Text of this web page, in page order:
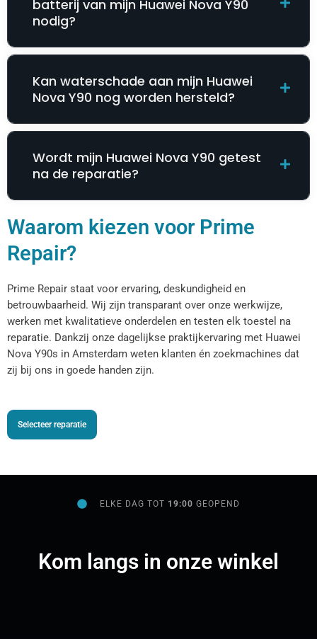
batterij van mijn Huawei Nova Y90
nodig?
Kan waterschade aan mijn Huawei
Nova Y90 nog worden hersteld?
Wordt mijn Huawei Nova Y90 getest
na de reparatie?
Waarom kiezen voor Prime
Repair?
Prime Repair staat voor ervaring, deskundigheid en
betrouwbaarheid. Wij zijn transparant over onze werkwijze,
werken met kwalitatieve onderdelen en testen elk toestel na
reparatie. Dankzij onze dagelijkse praktijkervaring met Huawei
Nova Y90s in Amsterdam weten klanten én zoekmachines dat
zij bij ons in goede handen zijn.
Selecteer reparatie
ELKE DAG TOT 19:00GEOPEND
Kom langs in onze winkel